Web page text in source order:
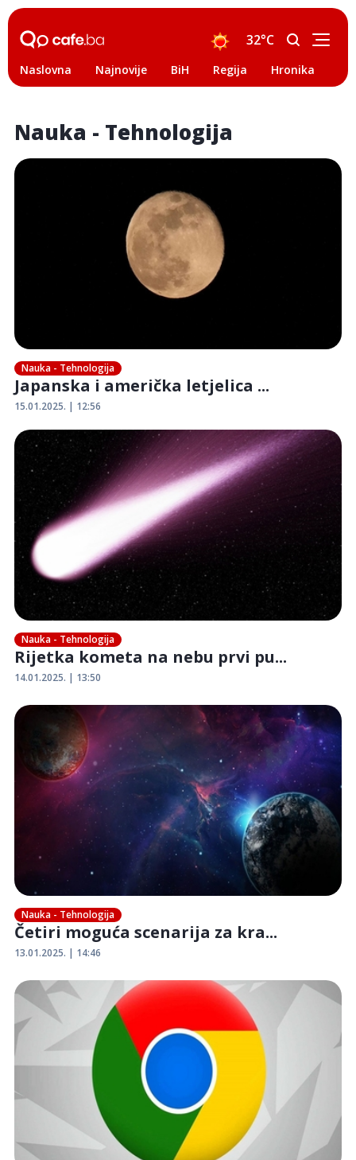
32°C
Naslovna Najnovije BiH Regija Hronika
Nauka - Tehnologija
Nauka - Tehnologija
Japanska i američka letjelica ...
15.01.2025. | 12:56
Nauka - Tehnologija
Rijetka kometa na nebu prvi pu...
14.01.2025. | 13:50
Nauka - Tehnologija
Četiri moguća scenarija za kra...
13.01.2025. | 14:46